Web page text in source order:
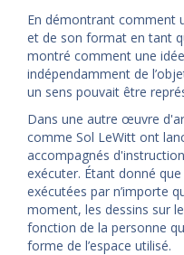
En démontrant comment
et de son format en tant
montré comment une
indépendamment de
un sens pouvait être
Dans une autre œuvre
comme Sol LeWitt ont
accompagnés
exécuter. Étant donné
exécutées par n’importe
moment, les dessins sur
fonction de la personne
forme de l’espace utilisé.